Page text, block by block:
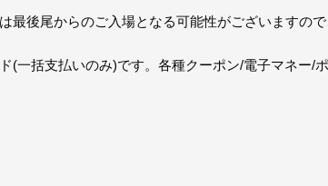
後尾からのご入場となる可能性がございますので
一括支払いのみ)です。各種クーポン/電子マネー/